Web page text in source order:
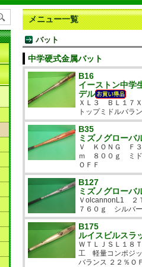
メニュー一覧
バット
中学硬式金属バット
B16
イーストン中学
デル
ＸＬ３ ＢＬ１７
トップミドルバ
B35
ミズノグローバ
Ｖ ＫＯＮＧ Ｆ
ｍ ８００ｇ ミド
ＯＦＦ
B127
ミズノグローバ
ＶolcannonL1
７６０ｇ シルバ
B175
ルイスビルスラ
ＷＴＬＪＳＬ１
工 軽量コンポジッ
バランス ２２％Ｏ